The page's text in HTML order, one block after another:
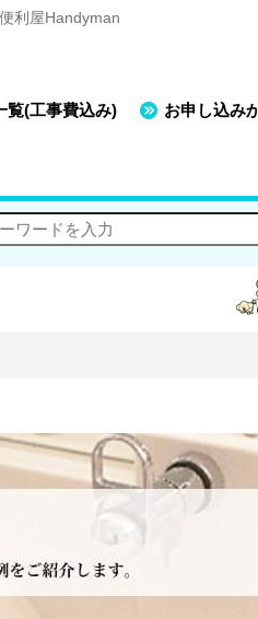
利屋Handyman
覧(工事費込み) お申し込み
(1)お